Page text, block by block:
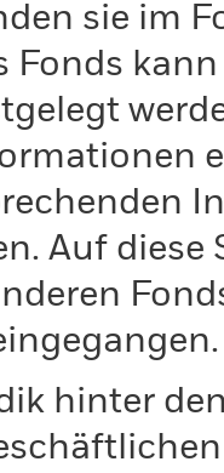
sie im
Fonds
Auf diese
hinter